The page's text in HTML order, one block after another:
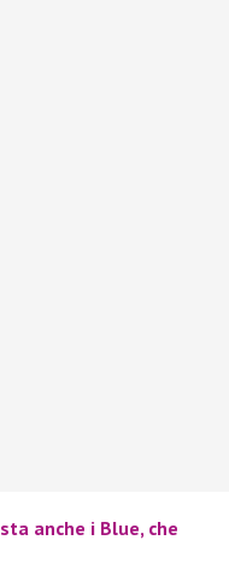
anche i Blue, che